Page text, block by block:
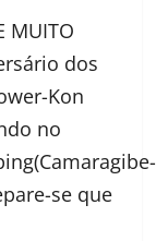
MUITO
dos
Kon
no
se que